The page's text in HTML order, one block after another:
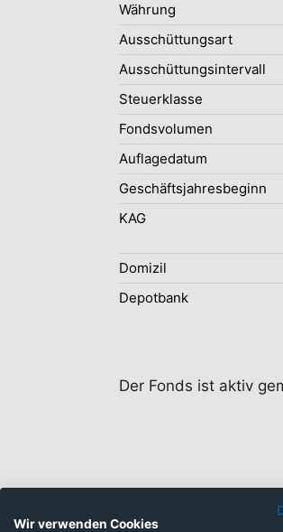
Währung
Ausschüttungsart
Ausschüttungsintervall
Steuerklasse
Fondsvolumen
Auflagedatum
Geschäftsjahresbeginn
KAG
Domizil
Depotbank
Der Fonds ist aktiv
Wir verwenden Cookies